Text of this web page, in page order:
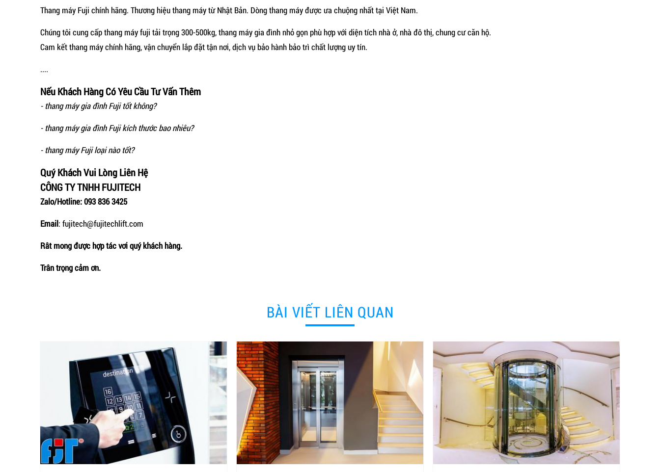
Thang máy Fuji chính hãng. Thương hiệu thang máy từ Nhật Bản. Dòng thang máy được ưa chuộng nhất tại Việt Nam.
Chúng tôi cung cấp thang máy fuji tải trọng 300-500kg, thang máy gia đình nhỏ gọn phù hợp với diện tích nhà ở, nhà đô thị, chung cư căn hộ.
Cam kết thang máy chính hãng, vận chuyển lắp đặt tận nơi, dịch vụ bảo hành bảo trì chất lượng uy tín.
....
Nếu Khách Hàng Có Yêu Cầu Tư Vấn Thêm
- thang máy gia đình Fujitốt không?
- thang máy gia đình Fuji kích thước bao nhiêu?
- thang máy Fuji loại nào tốt?
Quý Khách Vui Lòng Liên Hệ
CÔNG TY TNHH FUJITECH
Zalo/Hotline: 093 836 3425
Email: fujitech@fujitechlift.com
Rât mong được hợp tác vơi quý khách hàng.
Trân trọng cảm ơn.
BÀI VIẾT LIÊN QUAN